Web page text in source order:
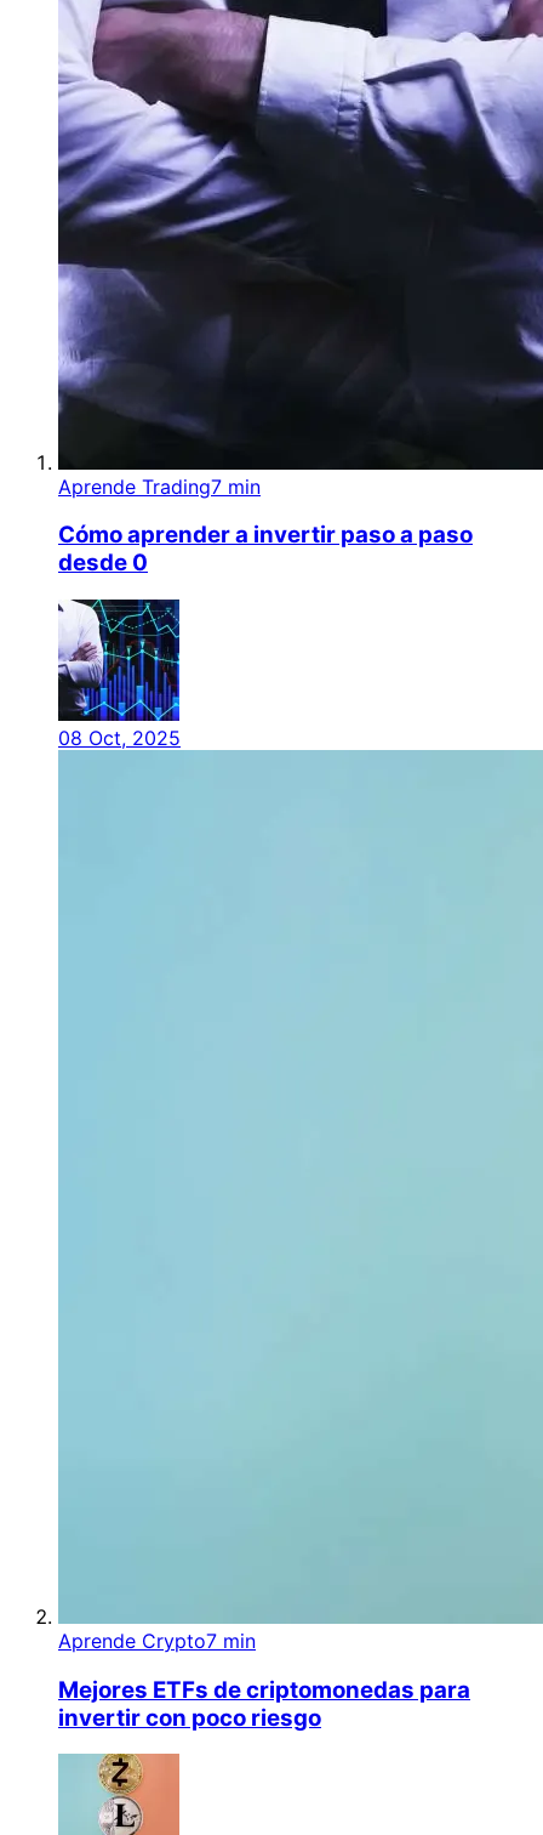
Aprende Trading7 min
Cómo aprender a invertir paso a paso
desde 0
08 Oct, 2025
Aprende Crypto7 min
Mejores ETFs de criptomonedas para
invertir con poco riesgo